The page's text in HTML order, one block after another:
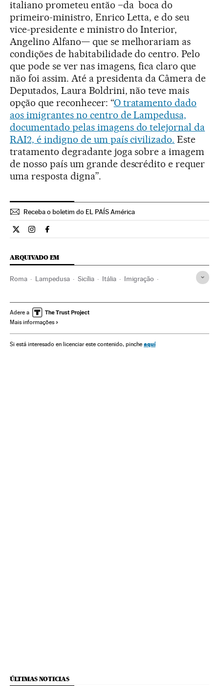
italiano prometeu então –da boca do
primeiro-ministro, Enrico Letta, e do seu
vice-presidente e ministro do Interior,
Angelino Alfano— que se melhorariam as
condições de habitabilidade do centro. Pelo
que pode se ver nas imagens, fica claro que
não foi assim. Até a presidenta da Câmera de
Deputados, Laura Boldrini, não teve mais
opção que reconhecer: “O tratamento dado
aos imigrantes no centro de Lampedusa,
documentado pelas imagens do telejornal da
RAI2, é indigno de um país civilizado. Este
tratamento degradante joga sobre a imagem
de nosso país um grande descrédito e requer
uma resposta digna”.
Receba o boletim do EL PAÍS América
Internacional El País Brasil en Twitter
Internacional El País Brasil en Instagram
Internacional El País Brasil en Facebook
ARQUIVADO EM
Roma Lampedusa Sicília Itália Imigração
Sociedade
Adere a
Mais informações
Si está interesado en licenciar este contenido, pinche aquí
ÚLTIMAS NOTICIAS